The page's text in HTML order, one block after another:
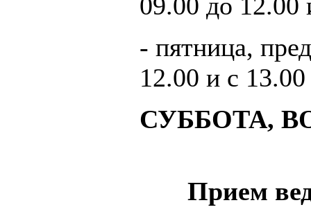
- пятница,
12.00 и с
СУББОТА,
Прием